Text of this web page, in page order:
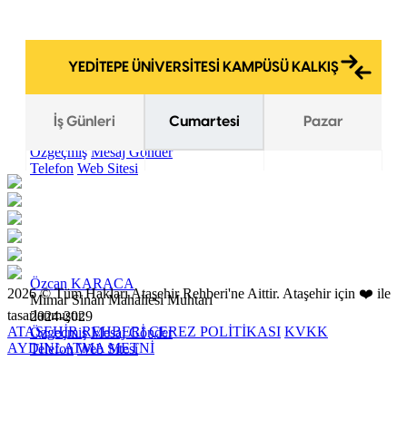
Mevlana Mahallesi Muhtarı
Özgeçmiş Mesaj Gönder
Telefon Web Sitesi
Özcan KARACA
Mimar Sinan Mahallesi Muhtarı
2024-2029
Özgeçmiş Mesaj Gönder
Telefon Web Sitesi
2026 © Tüm Hakları Ataşehir Rehberi'ne Aittir. Ataşehir için ❤️ ile
tasarlanmıştır.
ATAŞEHİR REHBERİ ÇEREZ POLİTİKASI KVKK
AYDINLATMA METNİ